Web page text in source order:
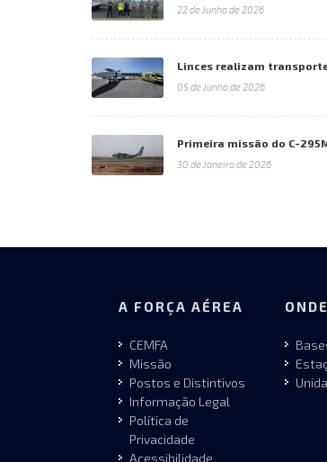
22 de Junho de 2026
Linces realizam
05 de Junho de 2026
Primeira missão do C-
30 de Janeiro de 2026
A FORÇA AÉREA
CEMFA
Missão
Postos e Distintivos
Informação Legal
Política de
Privacidade
Acessibilidade